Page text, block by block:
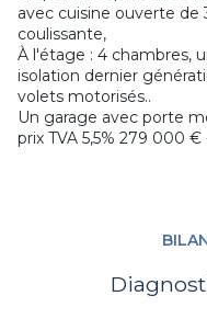
avec cuisine ouverte de
coulissante,
À l'étage : 4 chambres,
isolation dernier
volets motorisés..
Un garage avec porte
prix TVA 5,5% 279 000